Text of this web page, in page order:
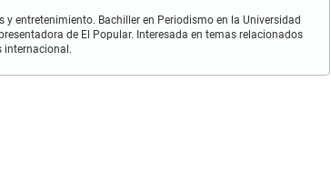
y entretenimiento. Bachiller en Periodismo en la Universidad
de El Popular. Interesada en temas relacionados
internacional.